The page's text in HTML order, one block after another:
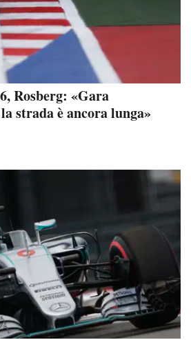
Rosberg: «Gara
strada è ancora lunga»